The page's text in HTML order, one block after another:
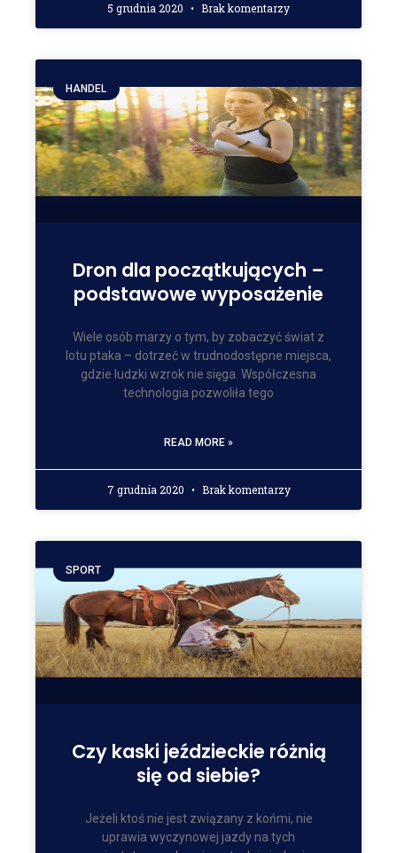
5 grudnia 2020 Brak komentarzy
HANDEL
Dron dla początkujących –
podstawowe wyposażenie
Wiele osób marzy o tym, by zobaczyć świat z
lotu ptaka – dotrzeć w trudnodostępne miejsca,
gdzie ludzki wzrok nie sięga. Współczesna
technologia pozwoliła tego
READ MORE »
7 grudnia 2020 Brak komentarzy
SPORT
Czy kaski jeździeckie różnią
się od siebie?
Jeżeli ktoś nie jest związany z końmi, nie
uprawia wyczynowej jazdy na tych